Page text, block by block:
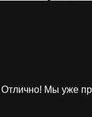
Отлично! Мы уже